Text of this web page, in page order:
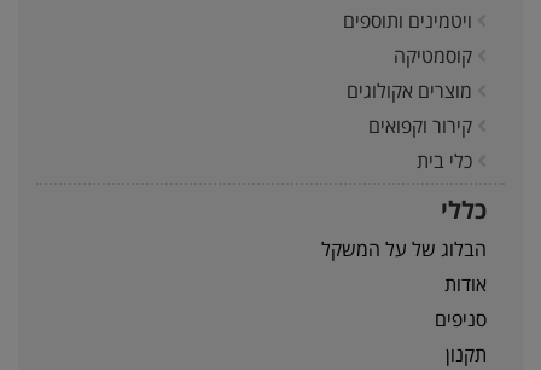
ויטמינים ותוספים
קוסמטיקה
מוצרים אקולוגים
קירור וקפואים
כלי בית
כללי
הבלוג של על המשקל
אודות
סניפים
תקנון